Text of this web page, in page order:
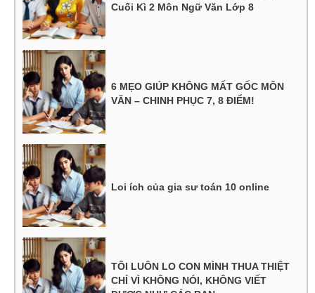
Cuối Kì 2 Môn Ngữ Văn Lớp 8
6 MẸO GIÚP KHÔNG MẤT GỐC MÔN
VĂN – CHINH PHỤC 7, 8 ĐIỂM!
Loi ích của gia sư toán 10 online
TÔI LUÔN LO CON MÌNH THUA THIỆT
CHỈ VÌ KHÔNG NÓI, KHÔNG VIẾT